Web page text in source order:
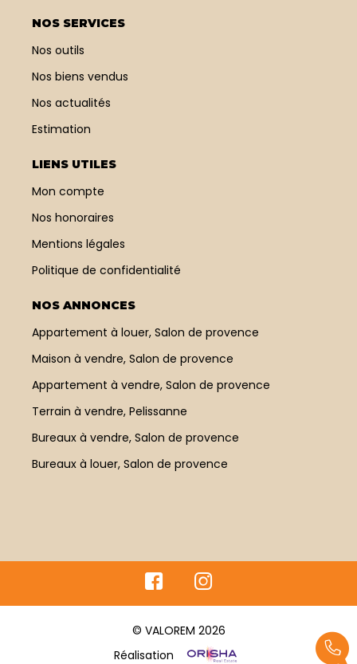
NOS SERVICES
Nos outils
Nos biens vendus
Nos actualités
Estimation
LIENS UTILES
Mon compte
Nos honoraires
Mentions légales
Politique de confidentialité
NOS ANNONCES
Appartement à louer, Salon de provence
Maison à vendre, Salon de provence
Appartement à vendre, Salon de provence
Terrain à vendre, Pelissanne
Bureaux à vendre, Salon de provence
Bureaux à louer, Salon de provence
© VALOREM 2026
Réalisation